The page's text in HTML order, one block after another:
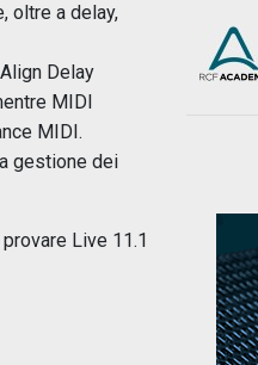
oltre a delay,
Delay
MIDI
MIDI.
gestione dei
Live 11.1